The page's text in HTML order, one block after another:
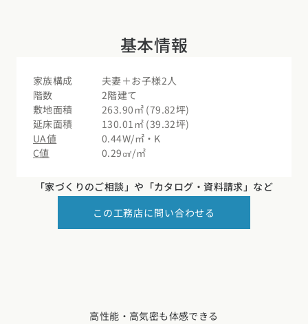
基本情報
家族構成
夫妻＋お子様2人
階数
2階建て
敷地面積
263.90㎡ (79.82坪)
延床面積
130.01㎡ (39.32坪)
UA値
0.44W/㎡・K
C値
0.29㎠/㎡
「家づくりのご相談」や 「カタログ・資料請求」など
この工務店に問い合わせる
高性能・高気密も体感できる